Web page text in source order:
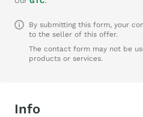
By submitting this form, your
to the seller of this offer.
The contact form may not be
products or services.
Info